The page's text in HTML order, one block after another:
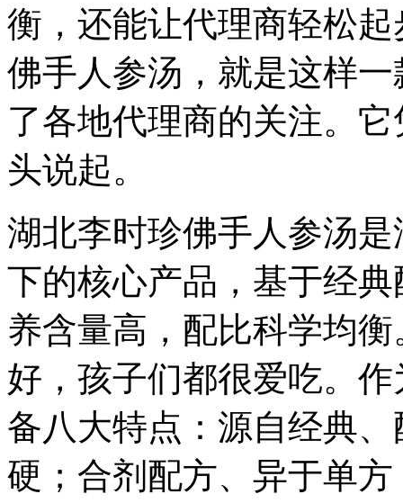
衡，还能让代理商轻松
佛手人参汤，就是这样
了各地代理商的关注。
头说起。
湖北李时珍佛手人参汤
下的核心产品，基于经
养含量高，配比科学均
好，孩子们都很爱吃。
备八大特点：源自经典
硬；合剂配方、异于单